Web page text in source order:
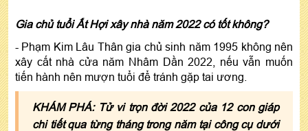
Gia chủ tuổi Ất Hợi xây nhà năm 2022 có tốt không?
- Phạm Kim Lâu Thân gia chủ sinh năm 1995 không nên
xây cất nhà cửa năm Nhâm Dần 2022, nếu vẫn muốn
tiến hành nên mượn tuổi để tránh gặp tai ương.
KHÁM PHÁ: Tử vi trọn đời 2022 của 12 con giáp
chi tiết qua từng tháng trong năm tại công cụ dưới